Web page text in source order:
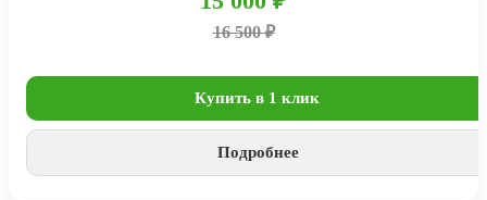
16 500 ₽
Купить в 1 клик
Подробнее